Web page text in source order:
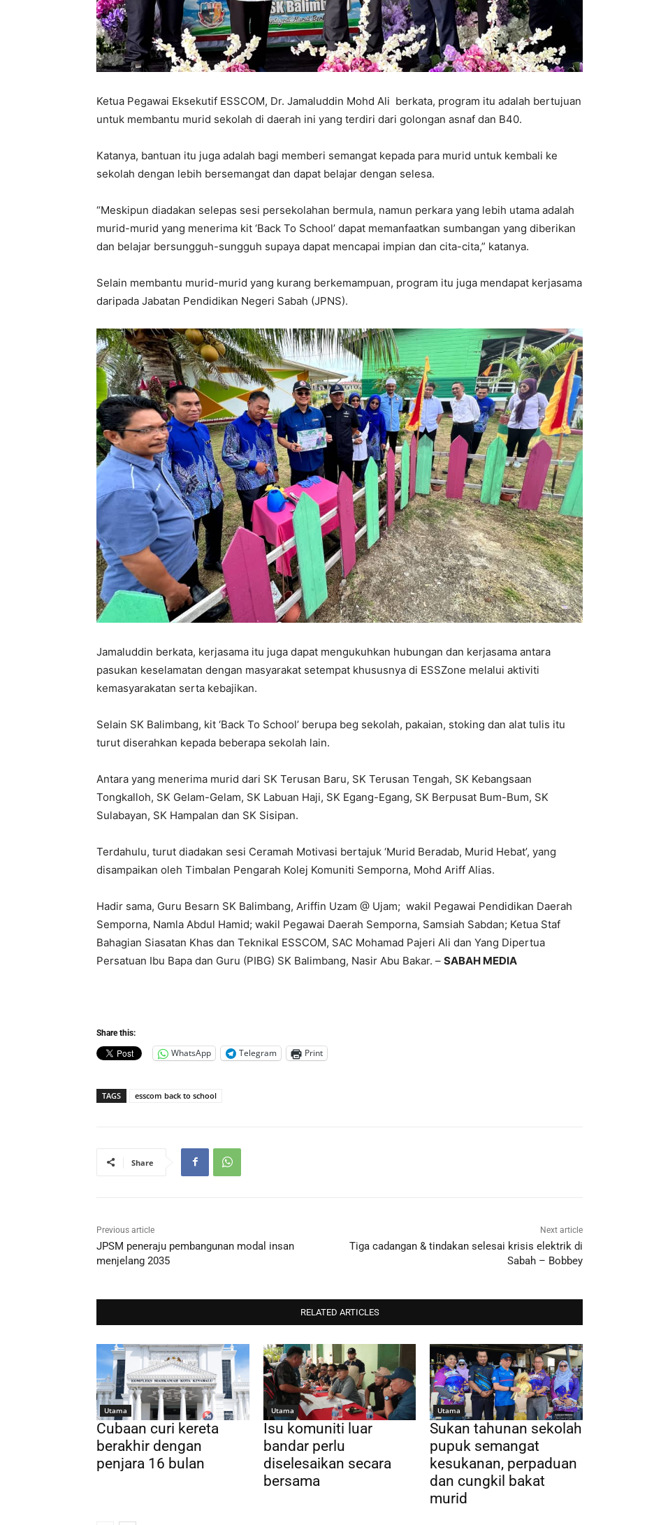
Ketua Pegawai Eksekutif ESSCOM, Dr. Jamaluddin Mohd Ali berkata, program itu adalah bertujuan
untuk membantu murid sekolah di daerah ini yang terdiri dari golongan asnaf dan B40.
Katanya, bantuan itu juga adalah bagi memberi semangat kepada para murid untuk kembali ke
sekolah dengan lebih bersemangat dan dapat belajar dengan selesa.
“Meskipun diadakan selepas sesi persekolahan bermula, namun perkara yang lebih utama adalah
murid-murid yang menerima kit ‘Back To School’ dapat memanfaatkan sumbangan yang diberikan
dan belajar bersungguh-sungguh supaya dapat mencapai impian dan cita-cita,” katanya.
Selain membantu murid-murid yang kurang berkemampuan, program itu juga mendapat kerjasama
daripada Jabatan Pendidikan Negeri Sabah (JPNS).
Jamaluddin berkata, kerjasama itu juga dapat mengukuhkan hubungan dan kerjasama antara
pasukan keselamatan dengan masyarakat setempat khususnya di ESSZone melalui aktiviti
kemasyarakatan serta kebajikan.
Selain SK Balimbang, kit ‘Back To School’ berupa beg sekolah, pakaian, stoking dan alat tulis itu
turut diserahkan kepada beberapa sekolah lain.
Antara yang menerima murid dari SK Terusan Baru, SK Terusan Tengah, SK Kebangsaan
Tongkalloh, SK Gelam-Gelam, SK Labuan Haji, SK Egang-Egang, SK Berpusat Bum-Bum, SK
Sulabayan, SK Hampalan dan SK Sisipan.
Terdahulu, turut diadakan sesi Ceramah Motivasi bertajuk ‘Murid Beradab, Murid Hebat’, yang
disampaikan oleh Timbalan Pengarah Kolej Komuniti Semporna, Mohd Ariff Alias.
Hadir sama, Guru Besarn SK Balimbang, Ariffin Uzam @ Ujam; wakil Pegawai Pendidikan Daerah
Semporna, Namla Abdul Hamid; wakil Pegawai Daerah Semporna, Samsiah Sabdan; Ketua Staf
Bahagian Siasatan Khas dan Teknikal ESSCOM, SAC Mohamad Pajeri Ali dan Yang Dipertua
Persatuan Ibu Bapa dan Guru (PIBG) SK Balimbang, Nasir Abu Bakar. – SABAH MEDIA
Share this:
WhatsApp Telegram Print
TAGS esscom back to school
Share
Previous article
JPSM peneraju pembangunan modal insan
menjelang 2035
Next article
Tiga cadangan & tindakan selesai krisis elektrik di
Sabah – Bobbey
RELATED ARTICLES
Utama
Cubaan curi kereta
berakhir dengan
penjara 16 bulan
Utama
Isu komuniti luar
bandar perlu
diselesaikan secara
bersama
Utama
Sukan tahunan sekolah
pupuk semangat
kesukanan, perpaduan
dan cungkil bakat
murid